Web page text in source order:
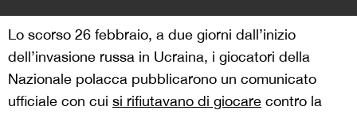
Lo scorso 26 febbraio, a due giorni dall’inizio
dell’invasione russa in Ucraina, i giocatori della
Nazionale polacca pubblicarono un comunicato
ufficiale con cui si rifiutavano di giocare contro la